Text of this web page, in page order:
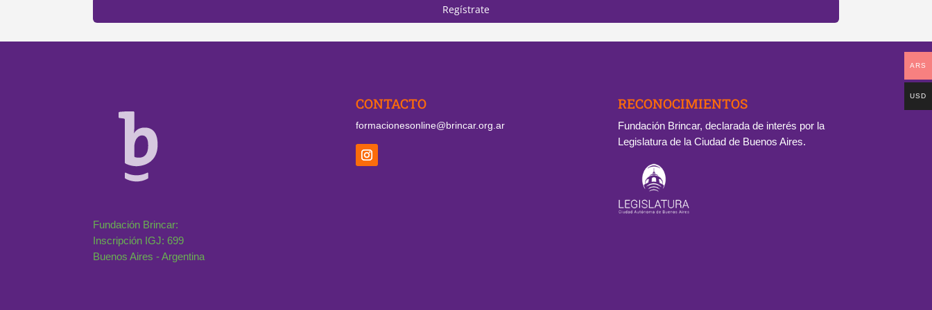
Regístrate
Fundación Brincar:
Inscripción IGJ: 699
Buenos Aires - Argentina
CONTACTO
formacionesonline@brincar.org.ar
RECONOCIMIENTOS
Fundación Brincar, declarada de interés por la
Legislatura de la Ciudad de Buenos Aires.
ARS
USD